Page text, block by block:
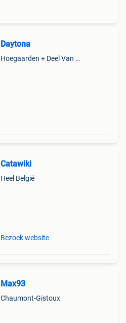
Daytona
Hoegaarden + Deel Van Kumtich + Deel Van Tienen
Catawiki
Heel België
Bezoek website
Max93
Chaumont-Gistoux